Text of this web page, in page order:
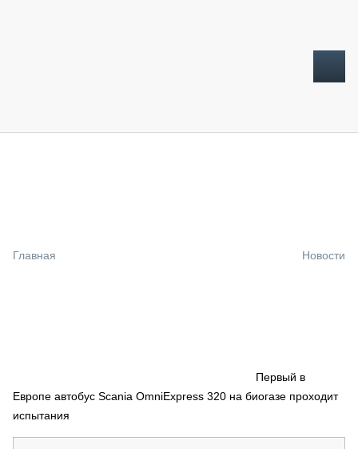
СПЕЦПРОЕКТЫ
МЕРОПРИЯТИЯ
СТАТЬИ ПО КАТЕГОРИЯМ ТЕХНИКИ
Главная Новости
Первый в
Европе автобус Scania OmniExpress 320 на биогазе проходит
испытания